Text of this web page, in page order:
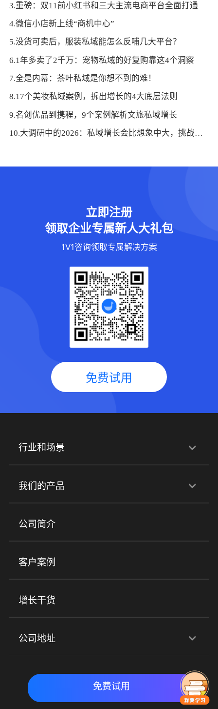
3.重磅：双11前小红书和三大主流电商平台全面打通
4.微信小店新上线“商机中心”
5.没货可卖后，服装私域能怎么反哺几大平台？
6.1年多卖了2千万：宠物私域的好复购靠这4个洞察
7.全是内幕：茶叶私域是你想不到的难！
8.17个美妆私域案例，拆出增长的4大底层法则
9.名创优品到携程，9个案例解析文旅私域增长
10.大调研中的2026：私域增长会比想象中大，挑战也是
立即注册
领取企业专属新人大礼包
1V1咨询领取专属解决方案
免费试用
行业和场景
行业解决方案
培训机构 职业技能培训 兴趣培训
金融行业
心理机构
实时私域带货 数字化运营
我们的产品
产品
小程序商城 ERP 企微SCRM
社群圈子
公司简介
客户案例
增长干货
公司地址
北京地址：北京市朝阳区朝外大街乙6号23层
免费试用